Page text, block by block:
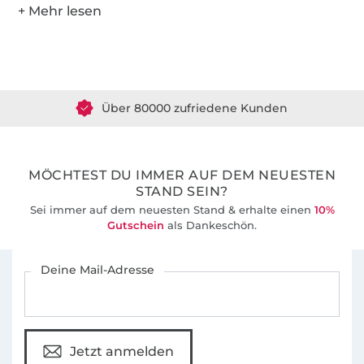
Über 80000 zufriedene Kunden
MÖCHTEST DU IMMER AUF DEM NEUESTEN
STAND SEIN?
Sei immer auf dem neuesten Stand & erhalte einen 10%
Gutschein als Dankeschön.
Deine Mail-Adresse
Jetzt anmelden